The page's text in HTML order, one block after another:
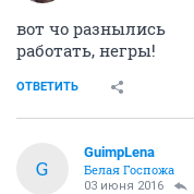
вот чо разнылись
работать, негры!
ОТВЕТИТЬ
G
GuimpLena
Белая Госпожа
03 июня 2016